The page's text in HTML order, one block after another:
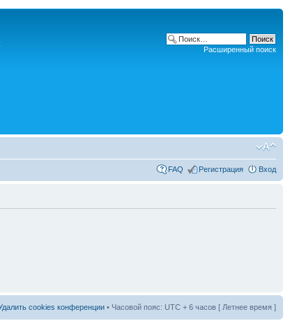
Расширенный поиск
FAQ Регистрация Вход
cookies конференции • Часовой пояс: UTC + 6 часов [ Летнее время ]